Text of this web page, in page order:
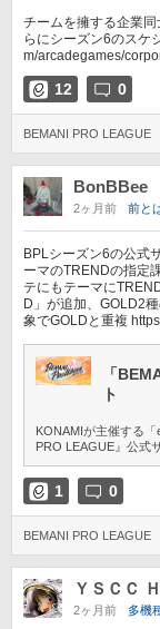
チームを擁する企業
らにシーズン6のスケ
m/arcadegames/
12 0
BEMANI PRO LEAGUE
BonBBee
2ヶ月前 前と
BPLシーズン6の公式
ーマのTRENDの指定
テにもテーマに
D」が追加、GOLD2
象でGOLDと重複
「
ト
KONAMIが主催する
PRO LEAGUE』公式
1 0
BEMANI PRO LEAGUE
ＹＳＣＣ
2ヶ月前 多機